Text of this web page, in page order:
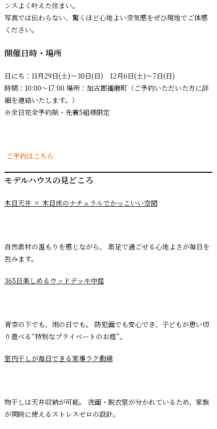
ンスよく叶えた住まい。
写真では伝わらない、驚くほど心地よい空気感をぜひ現地でご体感
ください。
開催日時・場所
日にち：11月29日(土)〜30日(日) 12月6日(土)〜7日(日)
時間：10:00〜17:00 場所：加古郡播磨町（ご予約いただいた方に詳
細を連絡いたします。）
※全日完全予約制・先着5組様限定
ご予約はこちら
モデルハウスの見どころ
木目天井 × 木目床のナチュラルでかっこいい空間
自然素材の温もりを感じながら、 素足で過ごせる心地よさが毎日を
包みます。
365日楽しめるウッドデッキ中庭
青空の下でも、雨の日でも。 防犯面でも安心でき、子どもが思い切
り遊べる“特別なプライベートのお庭”。
室内干しが毎日できる家事ラク動線
物干しは天井収納が可能。 洗面・脱衣室が分かれているため、家族
が同時に使えるストレスゼロの設計。